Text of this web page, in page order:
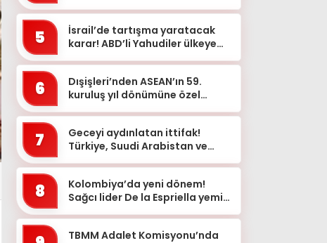
5
İsrail’de tartışma yaratacak
karar! ABD’li Yahudiler ülkeye
6
Dışişleri’nden ASEAN’ın 59.
kuruluş yıl dönümüne özel
7
Geceyi aydınlatan ittifak!
Türkiye, Suudi Arabistan ve
8
Kolombiya’da yeni dönem!
Sağcı lider De la Espriella yemin
TBMM Adalet Komisyonu’nda